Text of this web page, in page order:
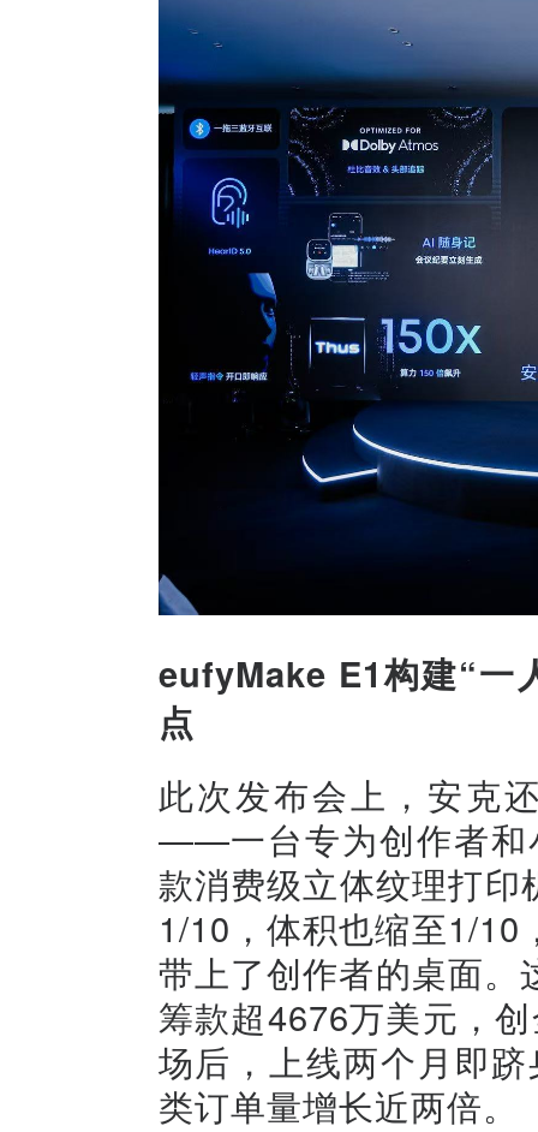
eufyMake E1构建“一
点
此次发布会上，安克
——一台专为创作者和
款消费级立体纹理打
1/10，体积也缩至1/10
带上了创作者的桌面
筹款超4676万美元，
场后，上线两个月即
类订单量增长近两倍。